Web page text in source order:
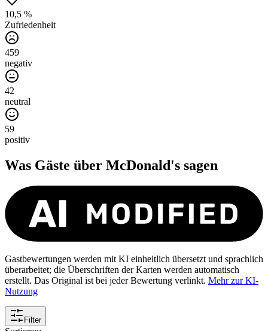
10,5 %
Zufriedenheit
459
negativ
42
neutral
59
positiv
Was Gäste über McDonald's sagen
Gastbewertungen werden mit KI einheitlich übersetzt und sprachlich
überarbeitet; die Überschriften der Karten werden automatisch
erstellt. Das Original ist bei jeder Bewertung verlinkt. Mehr zur KI-
Nutzung
Filter